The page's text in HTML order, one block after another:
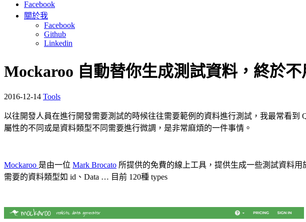
Facebook
關於我
Facebook
Github
Linkedin
Mockaroo 自動替你生成測試資料，終於
2016-12-14 Tools
以往開發人員在進行開發需要測試的時候往往需要範例的資料進行測試，我最常看
屬性的不同或是資料類型不同需要進行微調，是非常麻煩的一件事情。
Mockaroo 是由一位 Mark Brocato 所提供的免費的線上工具，提供生成一些測試資料
需要的資料類型如 id、Data … 目前 120種 types